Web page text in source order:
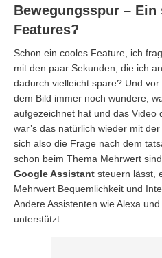
Bewegungsspur –
Features?
Schon ein cooles Feature, ich
mit den paar Sekunden, die ich
dadurch vielleicht spare? Und
dem Bild immer noch wundere,
aufgezeichnet hat und das Video
war’s das natürlich wieder mit
sich also die Frage nach dem
schon beim Thema Mehrwert
Google Assistant steuern lässt,
Mehrwert Bequemlichkeit und
Andere Assistenten wie Alexa
unterstützt.